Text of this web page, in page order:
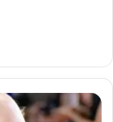
هدى
الإتربي